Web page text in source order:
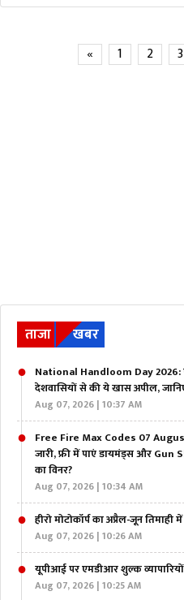
« 1 2 3
ताजा खबर
National Handloom Day 2026:
देशवासियों से की ये खास अपील,
Aug 07, 2026 | 10:37 AM
Free Fire Max Codes 07
जारी, फ्री में पाएं डायमंड्स और
का विनर?
Aug 07, 2026 | 10:34 AM
हीरो मोटोकॉर्प का अप्रैल-जून
Aug 07, 2026 | 10:26 AM
यूपीआई पर एमडीआर शुल्क व्यापारियों
Aug 07, 2026 | 10:25 AM